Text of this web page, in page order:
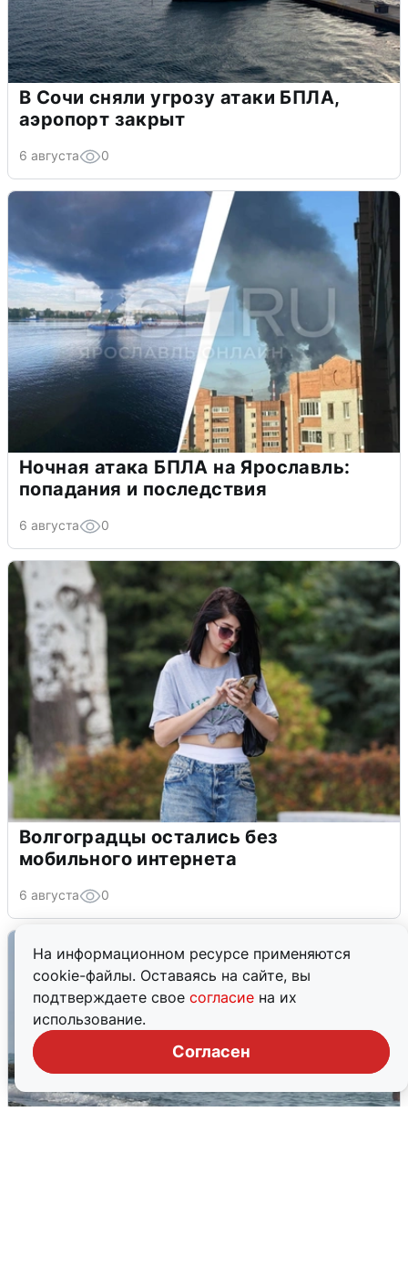
На информационном ресурсе применяются
cookie-файлы. Оставаясь на сайте, вы
подтверждаете свое согласие на их
использование.
Согласен
В Сочи сняли угрозу атаки БПЛА,
аэропорт закрыт
6 августа 0
Ночная атака БПЛА на Ярославль:
попадания и последствия
6 августа 0
Волгоградцы остались без
мобильного интернета
6 августа 0